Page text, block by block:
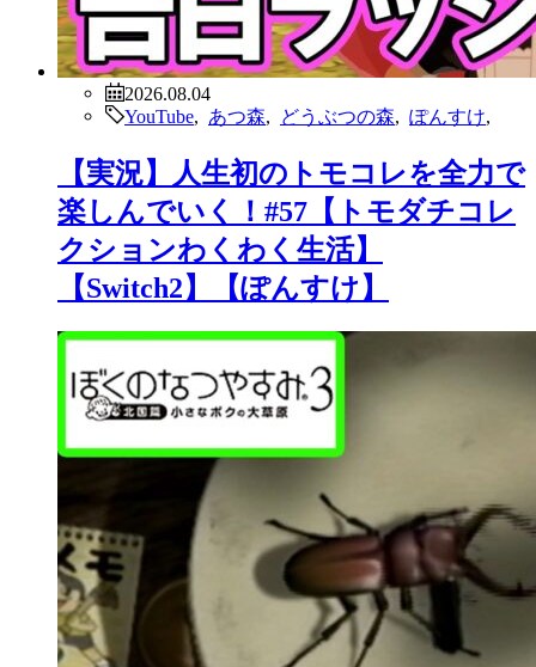
2026.08.04
YouTube
あつ森 どうぶつの森 ぽんすけ
【実況】人生初のトモコレを全力で
楽しんでいく！#57【トモダチコレ
クションわくわく生活】
【Switch2】【ぽんすけ】